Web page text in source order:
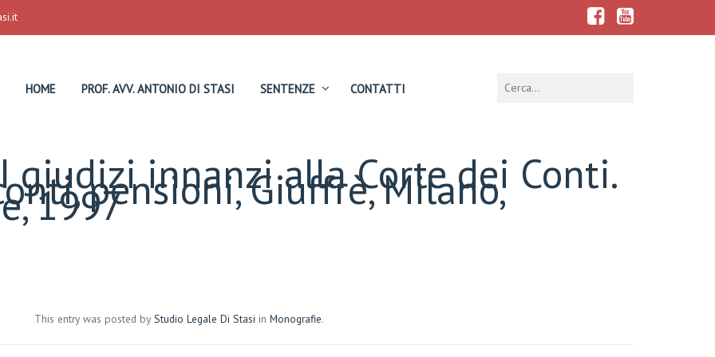
HOME PROF. AVV. ANTONIO DI STASI SENTENZE CONTATTI
I giudizi innanzi alla Corte dei Conti.
pensioni, Giuffrè, Milano,
1997
This entry was posted by Studio Legale Di Stasi in Monografie.